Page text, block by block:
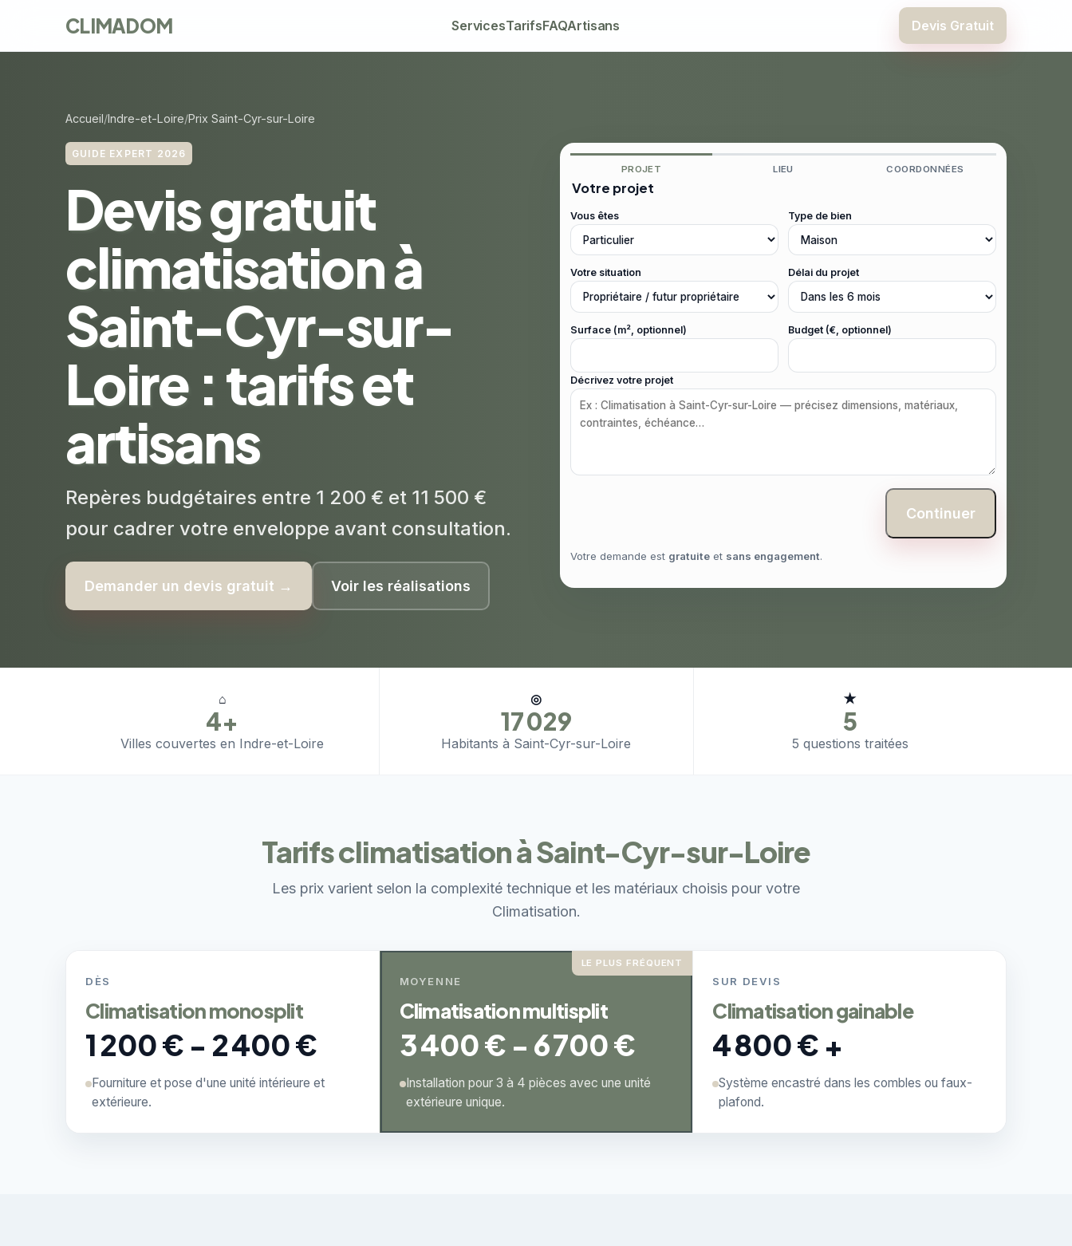
CLIMADOM ServicesTarifsFAQArtisans Devis Gratuit
Accueil Indre-et-Loire Prix Saint-Cyr-sur-Loire
GUIDE EXPERT 2026
Devis gratuit
climatisation à
Saint-Cyr-sur-
Loire : tarifs et
artisans
Repères budgétaires entre 1 200 € et 11 500 €
pour cadrer votre enveloppe avant consultation.
Demander un devis gratuit → Voir les réalisations
PROJET LIEU COORDONNÉES
Votre projet
Vous êtes Type de bien
Votre situation Délai du projet
Surface (m², optionnel) Budget (€, optionnel)
Décrivez votre projet
Continuer
Votre demande est gratuite et sans engagement.
⌂
4+
Villes couvertes en Indre-et-Loire
◎
17 029
Habitants à Saint-Cyr-sur-Loire
★
5
5 questions traitées
Tarifs climatisation à Saint-Cyr-sur-Loire
Les prix varient selon la complexité technique et les matériaux choisis pour votre
Climatisation.
DÈS
Climatisation monosplit
1 200 € - 2 400 €
Fourniture et pose d'une unité intérieure et
extérieure.
LE PLUS FRÉQUENT
MOYENNE
Climatisation multisplit
3 400 € - 6 700 €
Installation pour 3 à 4 pièces avec une unité
extérieure unique.
SUR DEVIS
Climatisation gainable
4 800 € +
Système encastré dans les combles ou faux-
plafond.